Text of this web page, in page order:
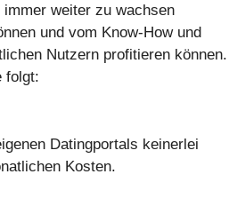
weiter zu wachsen
und vom Know-How und
Nutzern profitieren können.
folgt:
Datingportals keinerlei
Kosten.